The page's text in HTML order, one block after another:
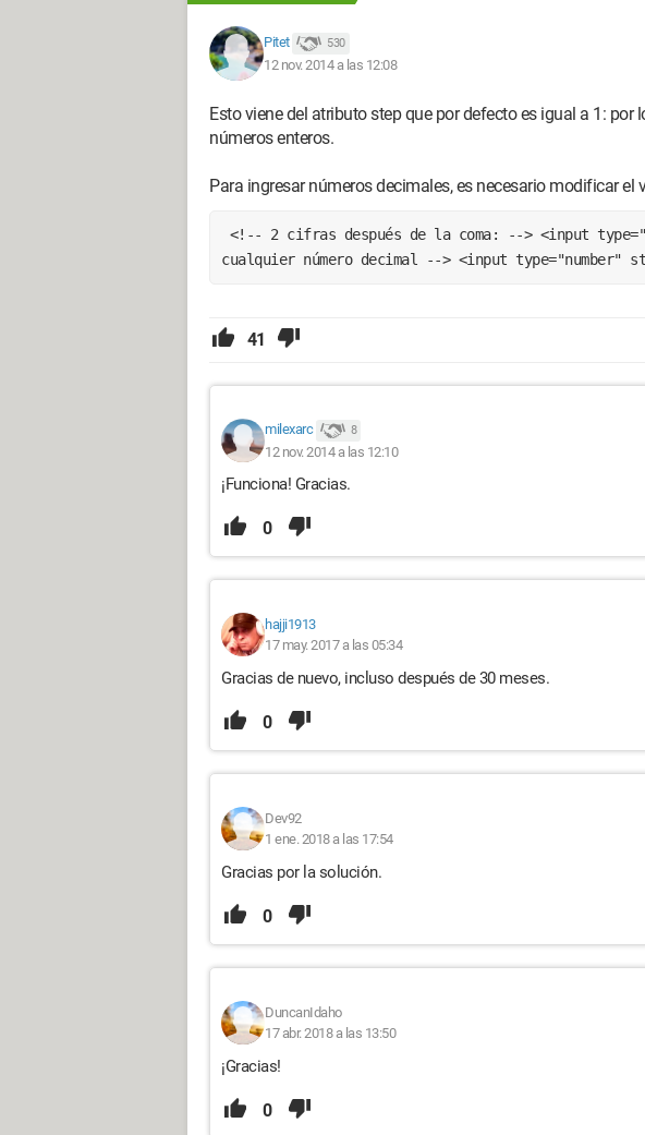
Pitet 530
12 nov. 2014 a las 12:08
Esto viene del atributo step que por defecto es igual a 1: por
números enteros.
Para ingresar números decimales, es necesario modificar el
cualquier número decimal --> <input type="number"
41
milexarc 8
12 nov. 2014 a las 12:10
¡Funciona! Gracias.
0
hajji1913
17 may. 2017 a las 05:34
Gracias de nuevo, incluso después de 30 meses.
0
Dev92
1 ene. 2018 a las 17:54
Gracias por la solución.
0
DuncanIdaho
17 abr. 2018 a las 13:50
¡Gracias!
0